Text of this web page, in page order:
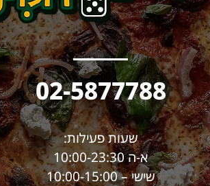
02-5877788
שעות פעילות:
א-ה 10:00-23:30
שישי – 10:00-15:00